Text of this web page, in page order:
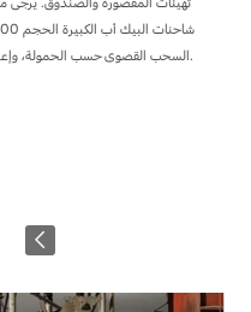
السحب القصوى حسب الحمولة، وإعدادات المركبة، والأكسسوارات، وعدد الركاب.